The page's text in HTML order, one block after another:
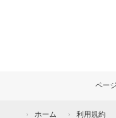
ペー
ホーム 利用規約